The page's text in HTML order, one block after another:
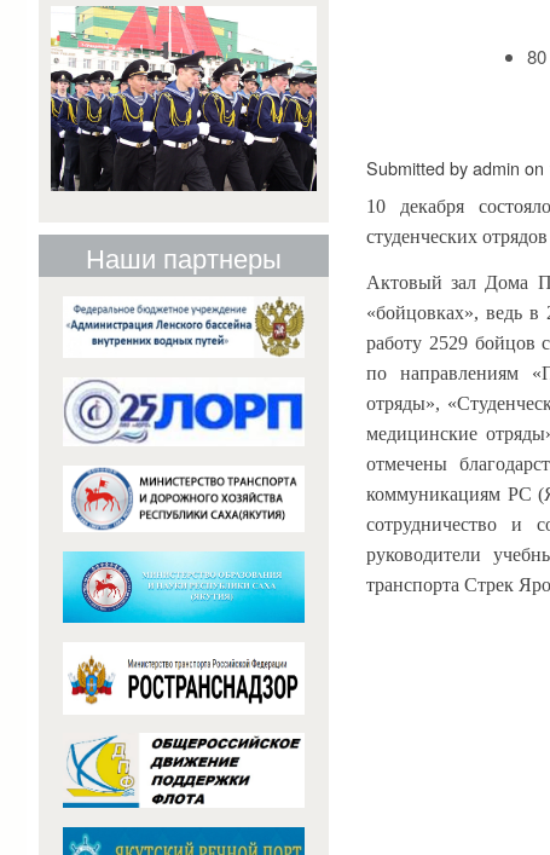
Submitted byadmin on
10 декабря
студенческих
Актовый зал Дома
«бойцовках», ведь
работу 2529 бойцов
по направлениям
отряды»,
медицинские
отмечены
коммуникациям РС
сотрудничество и
руководители
транспорта Стрек
Наши партнеры